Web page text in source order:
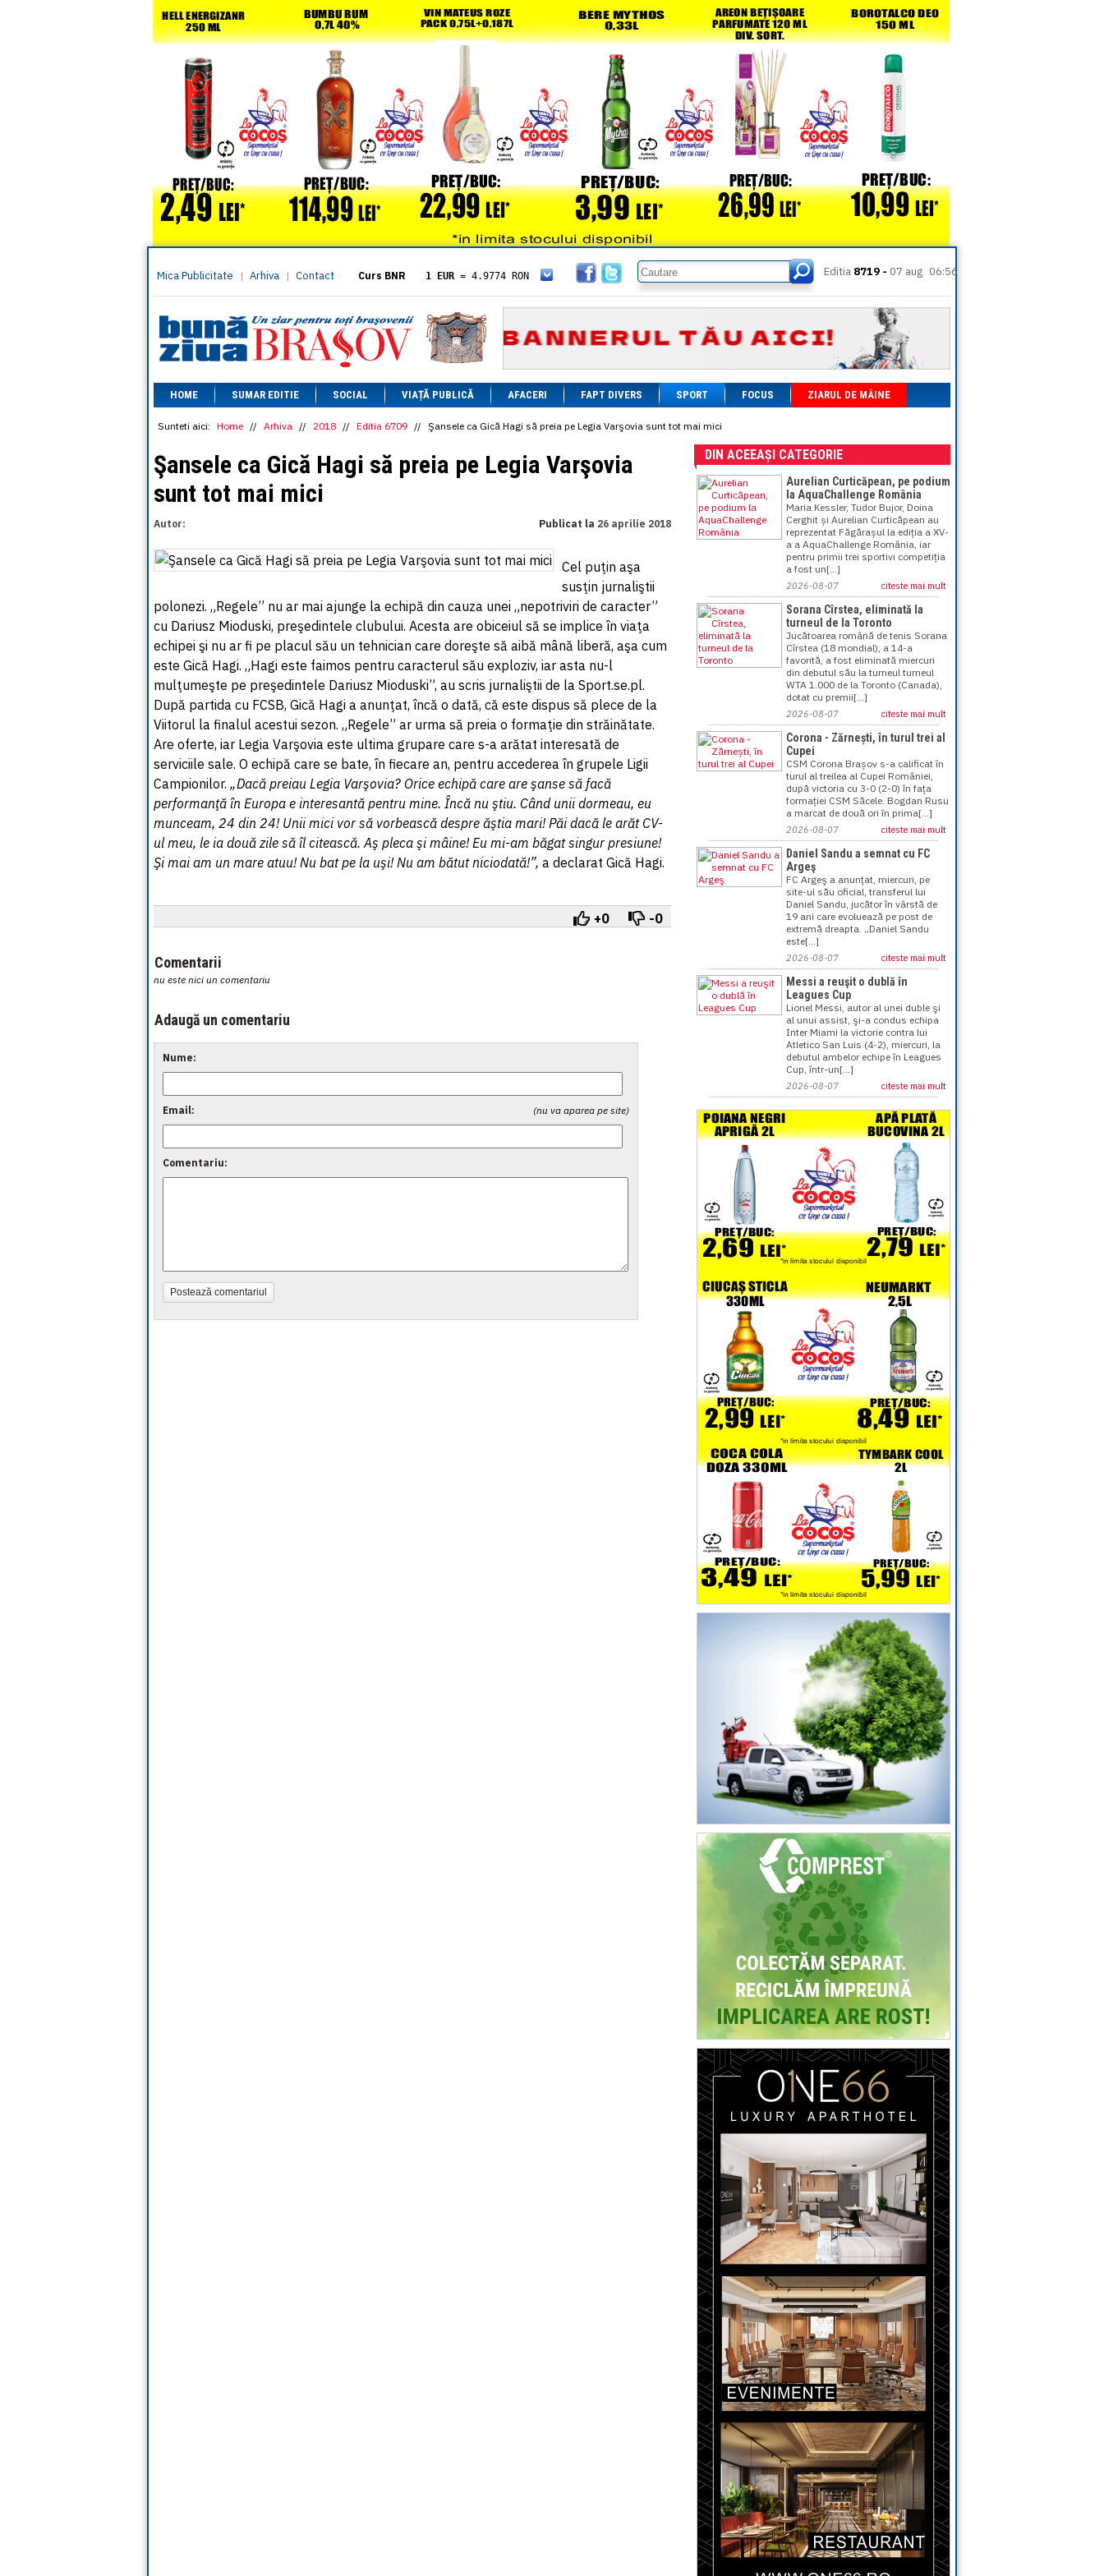
Mica Publicitate | Arhiva | Contact Curs BNR 1 EUR = 4.9774 RON
= 5.8304 RON
1 XAU= 464.4611 RON
1 AED= 1.1933 RON
1 AUD= 2.7957 RON
1 BGN= 2.5449 RON
1 CAD= 3.1559 RON
1 CHF= 5.2813 RON
1 CNY= 0.6015 RON
1 DKK
= 0.6668 RON
1 EGP
= 0.0860 RON
1 MXN = 0.2227 RON
1 NOK= 0.4191 RON
1 PLN = 1.1646 RON
= 0.0425 RON
1 RUB= 0.0530 RON
1 SEK= 0.4526 RON
1 TRY= 0.1141 RON
= 0.1048 RON
1 XDR= 5.9383 RON
1 ZAR= 0.2318 RON
Editia 8719 - 07 aug 06:56
HOME SUMAR EDITIE SOCIAL VIAȚĂ PUBLICĂ AFACERI FAPT DIVERS SPORT FOCUS ZIARUL DE MÂINE
Sunteti aici: Home // Arhiva // 2018 // Editia 6709 // Şansele ca Gică Hagi să preia pe Legia Varşovia sunt tot mai mici
Şansele ca Gică Hagi să preia pe Legia Varşovia
sunt tot mai mici
Autor: Publicat la 26 aprilie 2018
Cel puţin aşa
susţin jurnaliştii
polonezi. „Regele” nu ar mai ajunge la echipă din cauza unei „nepotriviri de caracter”
cu Dariusz Mioduski, preşedintele clubului. Acesta are obiceiul să se implice în viaţa
echipei şi nu ar fi pe placul său un tehnician care doreşte să aibă mână liberă, aşa cum
este Gică Hagi. „Hagi este faimos pentru caracterul său exploziv, iar asta nu-l
mulţumeşte pe preşedintele Dariusz Mioduski”, au scris jurnaliştii de la Sport.se.pl.
După partida cu FCSB, Gică Hagi a anunţat, încă o dată, că este dispus să plece de la
Viitorul la finalul acestui sezon. „Regele” ar urma să preia o formaţie din străinătate.
Are oferte, iar Legia Varşovia este ultima grupare care s-a arătat interesată de
serviciile sale. O echipă care se bate, în fiecare an, pentru accederea în grupele Ligii
Campionilor. „Dacă preiau Legia Varşovia? Orice echipă care are şanse să facă
performanţă în Europa e interesantă pentru mine. Încă nu ştiu. Când unii dormeau, eu
munceam, 24 din 24! Unii mici vor să vorbească despre ăştia mari! Păi dacă le arăt CV-
ul meu, le ia două zile să îl citească. Aş pleca şi mâine! Eu mi-am băgat singur presiune!
Şi mai am un mare atuu! Nu bat pe la uşi! Nu am bătut niciodată!”, a declarat Gică Hagi.
+0 -0
Comentarii
nu este nici un comentariu
Adaugă un comentariu
Nume:
(nu va aparea pe site)
Email:
Comentariu:
Postează comentariul
DIN ACEEAȘI CATEGORIE
Aurelian Curticăpean, pe podium
la AquaChallenge România
Maria Kessler, Tudor Bujor, Doina
Cerghit și Aurelian Curticăpean au
reprezentat Făgărașul la ediția a XV-
a a AquaChallenge România, iar
pentru primii trei sportivi competiția
a fost un[...]
2026-08-07 citeste mai mult
Sorana Cîrstea, eliminată la
turneul de la Toronto
Jucătoarea română de tenis Sorana
Cîrstea (18 mondial), a 14-a
favorită, a fost eliminată miercuri
din debutul său la turneul turneul
WTA 1.000 de la Toronto (Canada),
dotat cu premii[...]
2026-08-07 citeste mai mult
Corona - Zărnești, în turul trei al
Cupei
CSM Corona Brașov s-a calificat în
turul al treilea al Cupei României,
după victoria cu 3-0 (2-0) în fața
formației CSM Săcele. Bogdan Rusu
a marcat de două ori în prima[...]
2026-08-07 citeste mai mult
Daniel Sandu a semnat cu FC
Argeş
FC Argeş a anunţat, miercuri, pe
site-ul său oficial, transferul lui
Daniel Sandu, jucător în vârstă de
19 ani care evoluează pe post de
extremă dreapta. „Daniel Sandu
este[...]
2026-08-07 citeste mai mult
Messi a reuşit o dublă în
Leagues Cup
Lionel Messi, autor al unei duble şi
al unui assist, şi-a condus echipa
Inter Miami la victorie contra lui
Atletico San Luis (4-2), miercuri, la
debutul ambelor echipe în Leagues
Cup, într-un[...]
2026-08-07 citeste mai mult